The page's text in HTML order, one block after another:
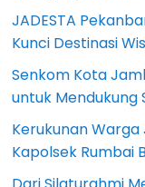
JADESTA
Kunci Destinasi
Senkom Kota
untuk
Kerukunan Warga
Kapolsek Rumbai